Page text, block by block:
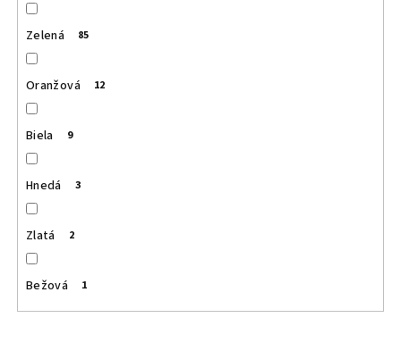
Zelená 85
Oranžová 12
Biela 9
Hnedá 3
Zlatá 2
Bežová 1